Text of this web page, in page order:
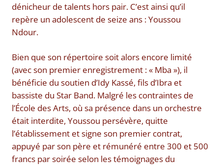
dénicheur de talents hors pair. C’est ainsi qu’il
repère un adolescent de seize ans : Youssou
Ndour.
Bien que son répertoire soit alors encore limité
(avec son premier enregistrement : « Mba »), il
bénéficie du soutien d’Idy Kassé, fils d’Ibra et
bassiste du Star Band. Malgré les contraintes de
l’École des Arts, où sa présence dans un orchestre
était interdite, Youssou persévère, quitte
l’établissement et signe son premier contrat,
appuyé par son père et rémunéré entre 300 et 500
francs par soirée selon les témoignages du